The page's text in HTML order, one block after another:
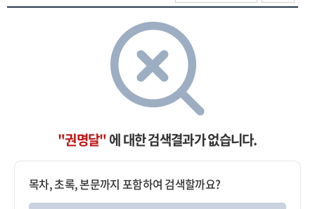
"권명달"에 대한 검색결과가 없습니다.
목차, 초록, 본문까지 포함하여 검색할까요?